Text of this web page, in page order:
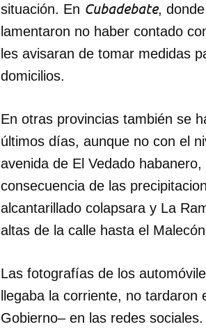
situación. En Cubadebate,
lamentaron no haber contado
les avisaran de tomar medidas
domicilios.
En otras provincias también se
últimos días, aunque no con el
avenida de El Vedado
consecuencia de las
alcantarillado colapsara y La
altas de la calle hasta el
Las fotografías de los
llegaba la corriente, no
Gobierno– en las redes sociales.